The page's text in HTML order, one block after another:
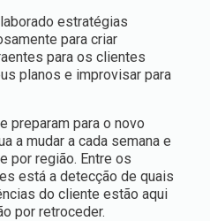
estratégias
para criar
para os clientes
planos e improvisar para
preparam para o novo
a mudar a cada semana e
por região. Entre os
está a detecção de quais
do cliente estão aqui
por retroceder.